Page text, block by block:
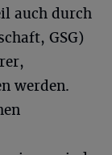
auch durch
GSG)
werden.